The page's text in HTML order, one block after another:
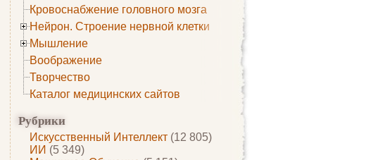
Кровоснабжение головного мозга
Нейрон. Строение нервной клетки
Мышление
Воображение
Творчество
Каталог медицинских сайтов
Рубрики
Искусственный Интеллект (12 805)
ИИ (5 349)